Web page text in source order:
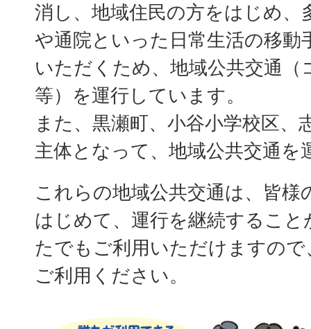
消し、地域住民の方をはじめ、
や通院といった日常生活の移動
いただくため、地域公共交通
等）を運行しています。
また、黒瀬町、小谷小学校区、
主体となって、地域公共交通を
これらの地域公共交通は、皆様
はじめて、運行を継続するこ
たでもご利用いただけますの
ご利用ください。